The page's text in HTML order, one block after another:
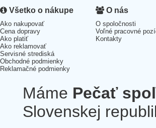
Všetko o nákupe
Ako nakupovať
Cena dopravy
Ako platiť
Ako reklamovať
Servisné strediská
Obchodné podmienky
Reklamačné podmienky
O nás
O spoločnosti
Voľné pracovné
Kontakty
Máme Pečať
Slovenskej